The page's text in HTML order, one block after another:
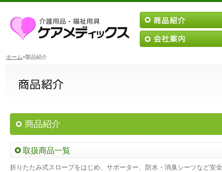
ホーム>製品紹介
商品紹介
取扱商品一覧
折りたたみ式スロープをはじめ、サポーター、防水・消臭シーツなど安